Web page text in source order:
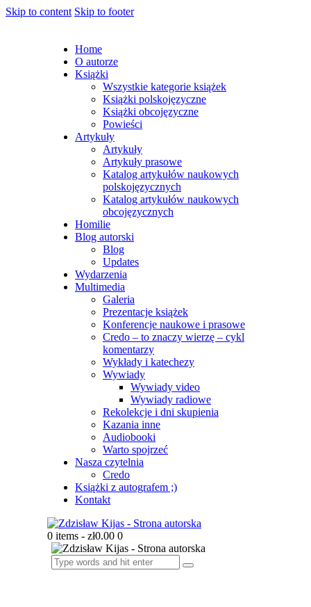
Skip to content Skip to footer
Home
O autorze
Książki
Wszystkie kategorie książek
Książki polskojęzyczne
Książki obcojęzyczne
Powieści
Artykuły
Artykuły
Artykuły prasowe
Katalog artykułów naukowych
polskojęzycznych
Katalog artykułów naukowych
obcojęzycznych
Homilie
Blog autorski
Blog
Updates
Wydarzenia
Multimedia
Galeria
Prezentacje książek
Konferencje naukowe i prasowe
Credo – to znaczy wierzę – cykl
komentarzy
Wykłady i katechezy
Wywiady
Wywiady video
Wywiady radiowe
Rekolekcje i dni skupienia
Kazania inne
Audiobooki
Warto spojrzeć
Nasza czytelnia
Credo
Książki z autografem ;)
Kontakt
0 items - zł0.00 0